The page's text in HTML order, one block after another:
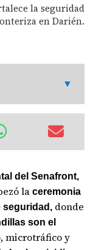
la seguridad
en Darién.
del Senafront,
laceremonia
seguridad, donde
son el
microtráfico y